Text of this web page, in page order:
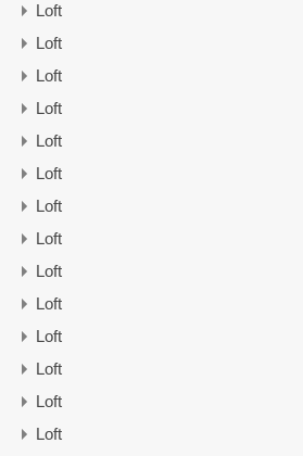
Loft
Loft
Loft
Loft
Loft
Loft
Loft
Loft
Loft
Loft
Loft
Loft
Loft
Loft